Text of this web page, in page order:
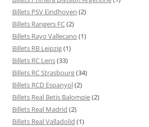
Billets PSV Eindhoven (2)
Billets Rangers FC(2)
Billets Rayo Vallecano (1)
Billets RB Leipzig(1)
Billets RC Lens(33)
Billets RC Strasbourg(34)
Billets RCD Espanyol(2)
Billets Real Betis Balompie(2)
Billets Real Madrid (2)
Billets Real Valladolid (1)